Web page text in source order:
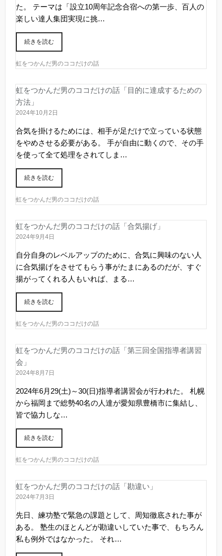
た。 テーマは「設立10周年記念合宿への第一歩、百人の
楽しい達人集団実現に挑…
続きを読む
虹をつかんだ男のココだけの話
虹をつかんだ男のココだけの話「目的に達成するための
方法」
2024年10月2日
合気を掛けるためには、相手が足だけで立っている状態
をやめさせる必要がある。 手が自由に動くので、その手
を使って全て処理をされてしま…
続きを読む
虹をつかんだ男のココだけの話
虹をつかんだ男のココだけの話「合気揚げ」
2024年9月4日
自分自身のレベルアップのために、合気に興味のない人
に合気揚げをさせてもらう事がたまにあるのだが、すぐ
揚がってくれる人もいれば、まる…
続きを読む
虹をつかんだ男のココだけの話
虹をつかんだ男のココだけの話「第三回全国指導者講習
会」
2024年8月7日
2024年6月29(土)～30(日)指導者講習会が行われた。 札幌
から福岡まで総勢40名の人達が愛知県豊橋市に集結し、
皆で協力しな…
続きを読む
虹をつかんだ男のココだけの話
虹をつかんだ男のココだけの話「勘違い」
2024年7月3日
先日、練功塾で緊急の課題として、周知徹底された事が
ある。 塾生のほとんどが勘違いしていた事で、もちろん
私も例外ではなかった。 それ…